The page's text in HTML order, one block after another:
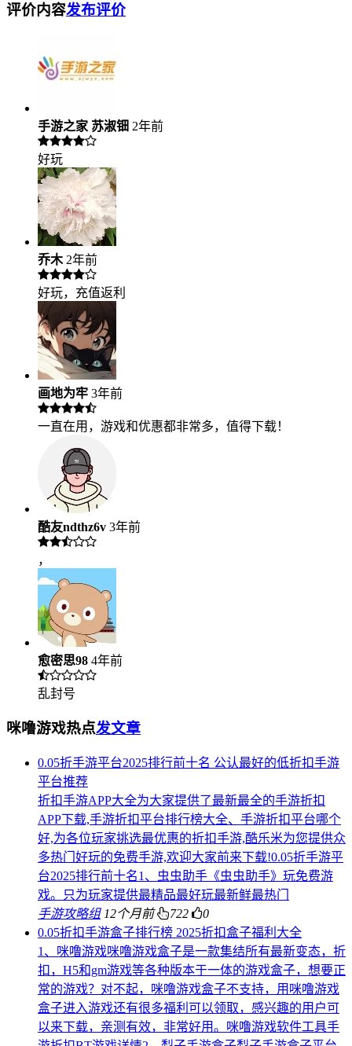
评价内容发布评价
手游之家 苏淑钿 2年前
好玩
乔木 2年前
好玩，充值返利
画地为牢 3年前
一直在用，游戏和优惠都非常多，值得下载！
酷友ndthz6v 3年前
，
愈密思98 4年前
乱封号
咪噜游戏热点发文章
0.05折手游平台2025排行前十名 公认最好的低折扣手游
平台推荐
折扣手游APP大全为大家提供了最新最全的手游折扣
APP下载,手游折扣平台排行榜大全、手游折扣平台哪个
好,为各位玩家挑选最优惠的折扣手游,酷乐米为您提供众
多热门好玩的免费手游,欢迎大家前来下载!0.05折手游平
台2025排行前十名1、虫虫助手《虫虫助手》玩免费游
戏。只为玩家提供最精品最好玩最新鲜最热门
手游攻略组 12个月前 722
0
0.05折扣手游盒子排行榜 2025折扣盒子福利大全
1、咪噜游戏咪噜游戏盒子是一款集结所有最新变态，折
扣，H5和gm游戏等各种版本于一体的游戏盒子，想要正
常的游戏？对不起，咪噜游戏盒子不支持，用咪噜游戏
盒子进入游戏还有很多福利可以领取，感兴趣的用户可
以来下载，亲测有效，非常好用。咪噜游戏软件工具手